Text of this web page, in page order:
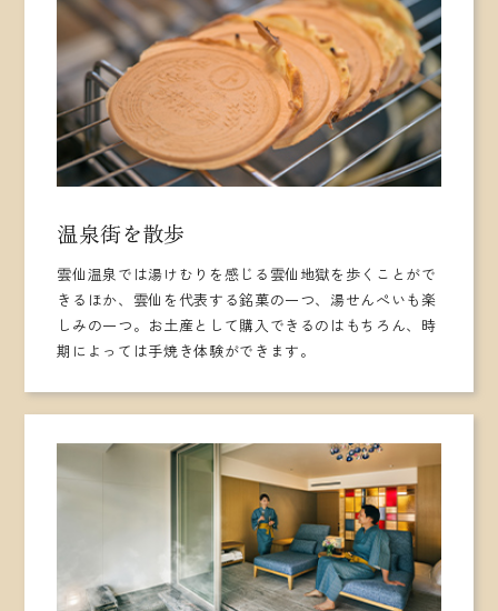
温泉街を散歩
雲仙温泉では湯けむりを感じる雲仙地獄を歩くことがで
きるほか、雲仙を代表する銘菓の一つ、湯せんぺいも楽
しみの一つ。お土産として購入できるのはもちろん、時
期によっては手焼き体験ができます。